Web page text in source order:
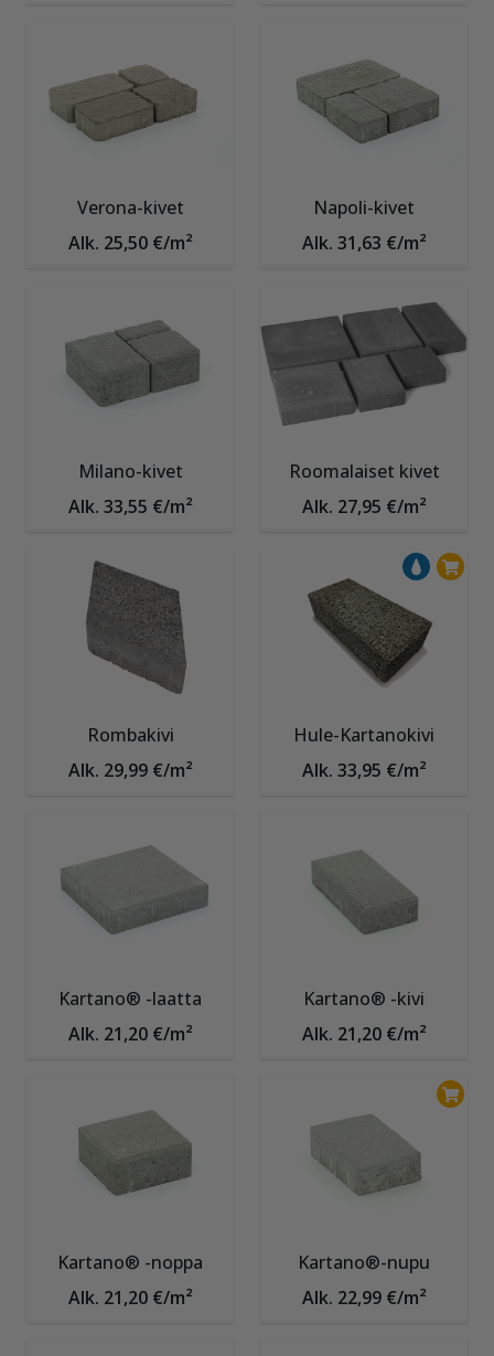
Verona-kivet
Alk. 25,50 €/m²
Napoli-kivet
Alk. 31,63 €/m²
Milano-kivet
Alk. 33,55 €/m²
Roomalaiset kivet
Alk. 27,95 €/m²
Rombakivi
Alk. 29,99 €/m²
Hule-Kartanokivi
Alk. 33,95 €/m²
Kartano® -laatta
Alk. 21,20 €/m²
Kartano® -kivi
Alk. 21,20 €/m²
Kartano® -noppa
Alk. 21,20 €/m²
Kartano®-nupu
Alk. 22,99 €/m²